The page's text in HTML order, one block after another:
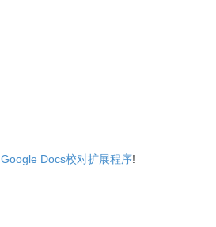
Google Docs校对扩展程序!